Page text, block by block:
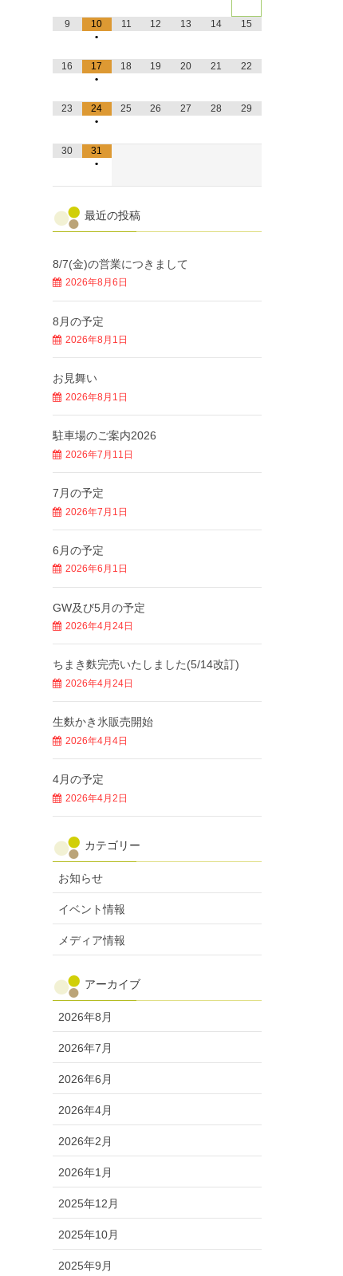
9
10
•
11 12 13 14 15
16
17
•
18 19 20 21 22
23
24
•
25 26 27 28 29
30
31
•
最近の投稿
8/7(金)の営業につきまして
2026年8月6日
8月の予定
2026年8月1日
お見舞い
2026年8月1日
駐車場のご案内2026
2026年7月11日
7月の予定
2026年7月1日
6月の予定
2026年6月1日
GW及び5月の予定
2026年4月24日
ちまき麩完売いたしました(5/14改訂)
2026年4月24日
生麩かき氷販売開始
2026年4月4日
4月の予定
2026年4月2日
カテゴリー
お知らせ
イベント情報
メディア情報
アーカイブ
2026年8月
2026年7月
2026年6月
2026年4月
2026年2月
2026年1月
2025年12月
2025年10月
2025年9月